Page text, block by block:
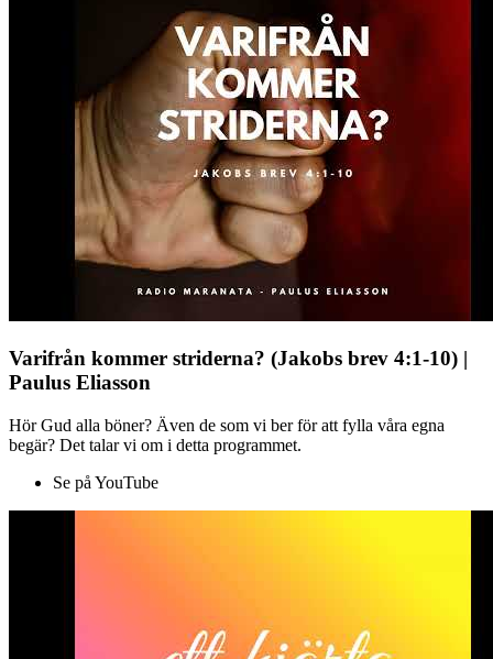
Varifrån kommer striderna? (Jakobs brev 4:1-10) |
Paulus Eliasson
Hör Gud alla böner? Även de som vi ber för att fylla våra egna
begär? Det talar vi om i detta programmet.
Se på YouTube